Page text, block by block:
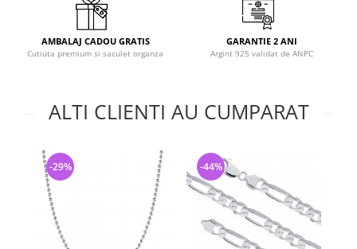
AMBALAJ CADOU GRATIS
Cutiuta premium si saculet organza
GARANTIE 2 ANI
Argint 925 validat de ANPC
ALTI CLIENTI AU CUMPARAT
-29% -44%